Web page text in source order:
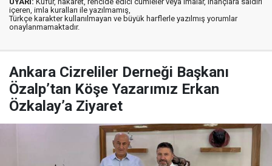
içeren, imla kuralları ile yazılmamış,
Türkçe karakter kullanılmayan ve büyük harflerle yazılmış yorumlar
onaylanmamaktadır.
Ankara Cizreliler Derneği Başkanı
Özalp’tan Köşe Yazarımız Erkan
Özkalay’a Ziyaret